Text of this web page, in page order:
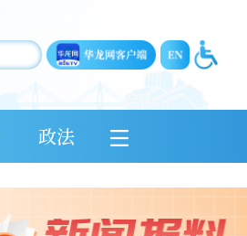
政法